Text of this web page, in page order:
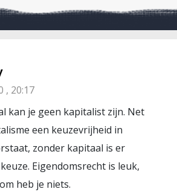
, 20:17
kan je geen kapitalist zijn. Net
een keuzevrijheid in
zonder kapitaal is er
Eigendomsrecht is leuk,
heb je niets.